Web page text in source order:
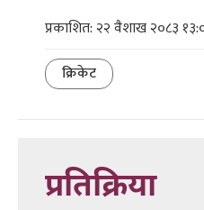
प्रकाशित: २२ वैशाख २०८३
क्रिकेट
प्रतिक्रिया